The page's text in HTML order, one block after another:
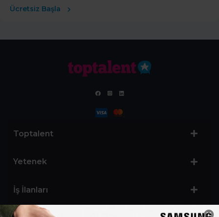
Ücretsiz Başla
Toptalent
Yetenek
İş İlanları